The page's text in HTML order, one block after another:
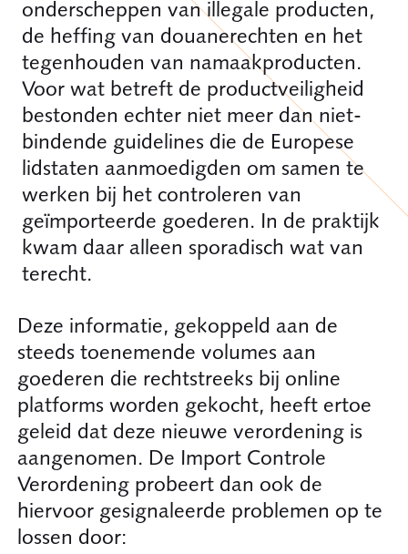
onderscheppen van illegale producten,
de heffing van douanerechten en het
tegenhouden van namaakproducten.
Voor wat betreft de productveiligheid
bestonden echter niet meer dan niet-
bindende guidelines die de Europese
lidstaten aanmoedigden om samen te
werken bij het controleren van
geïmporteerde goederen. In de praktijk
kwam daar alleen sporadisch wat van
terecht.
Deze informatie, gekoppeld aan de
steeds toenemende volumes aan
goederen die rechtstreeks bij online
platforms worden gekocht, heeft ertoe
geleid dat deze nieuwe verordening is
aangenomen. De Import Controle
Verordening probeert dan ook de
hiervoor gesignaleerde problemen op te
lossen door: